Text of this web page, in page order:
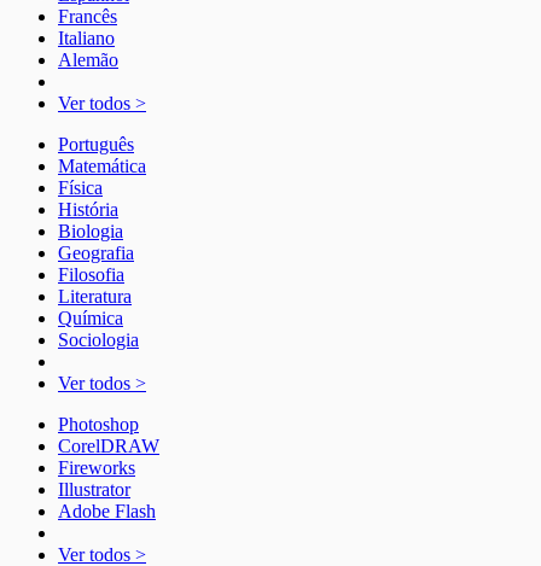
Francês
Italiano
Alemão
Ver todos >
Português
Matemática
Física
História
Biologia
Geografia
Filosofia
Literatura
Química
Sociologia
Ver todos >
Photoshop
CorelDRAW
Fireworks
Illustrator
Adobe Flash
Ver todos >